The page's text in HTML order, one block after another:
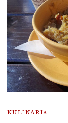
KULINARIA